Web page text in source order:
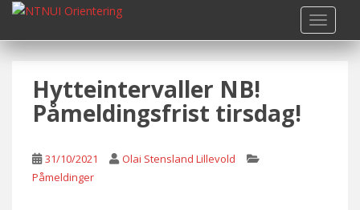
i
Hytteintervaller NB!
Påmeldingsfrist tirsdag!
31/10/2021
Olai Stensland Lillevold
Påmeldinger